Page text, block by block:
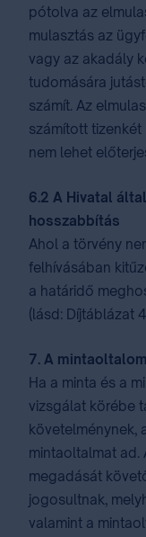
pótolva az
mulasztás az
vagy az akadály
tudomására
számít. Az
számított
nem lehet
6.2 A Hivatal
hosszabbítás
Ahol a törvény
felhívásában
a határidő
(lásd: ⁣Díjtáblázat
7. A
Ha a minta és a
vizsgálat körébe
követelménynek,
mintaoltalmat ad.
megadását
jogosultnak,
valamint a